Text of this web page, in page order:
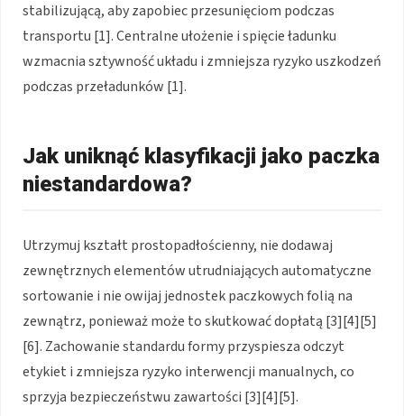
stabilizującą, aby zapobiec przesunięciom podczas
transportu [1]. Centralne ułożenie i spięcie ładunku
wzmacnia sztywność układu i zmniejsza ryzyko uszkodzeń
podczas przeładunków [1].
Jak uniknąć klasyfikacji jako paczka
niestandardowa?
Utrzymuj kształt prostopadłościenny, nie dodawaj
zewnętrznych elementów utrudniających automatyczne
sortowanie i nie owijaj jednostek paczkowych folią na
zewnątrz, ponieważ może to skutkować dopłatą [3][4][5]
[6]. Zachowanie standardu formy przyspiesza odczyt
etykiet i zmniejsza ryzyko interwencji manualnych, co
sprzyja bezpieczeństwu zawartości [3][4][5].